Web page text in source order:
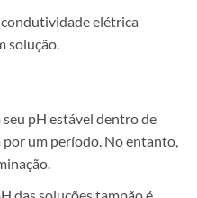
elétrica
solução.
pH estável dentro de
por um período. No entanto,